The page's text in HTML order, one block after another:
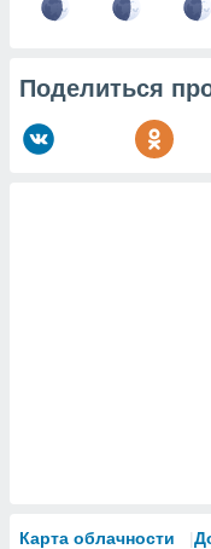
Поделиться
Карта облачности